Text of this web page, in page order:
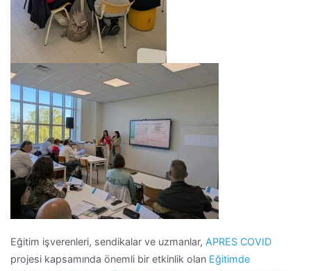
Eğitim işverenleri, sendikalar ve uzmanlar, APRES COVID
projesi kapsamında önemli bir etkinlik olan Eğitimde